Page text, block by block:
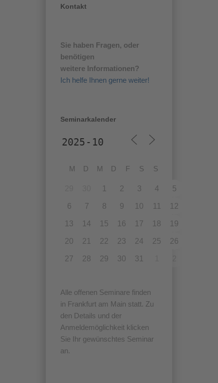
Kontakt
Sie haben Fragen, oder
benötigen
weitere Informationen?
Ich helfe Ihnen gerne weiter!
Seminarkalender
M D M D F S S
1 2 3 4 5
6 7 8 9 10 11 12
13 14 15 16 17 18 19
20 21 22 23 24 25 26
27 28 29 30 31
Alle offenen Seminare finden
in Frankfurt am Main statt. Zu
den Details und der
Anmeldemöglichkeit klicken
Sie Ihr gewünschtes Seminar
an.